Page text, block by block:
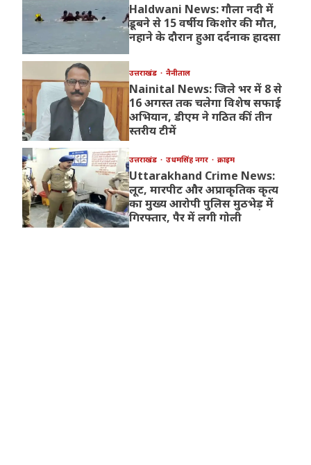
Haldwani News: गौला नदी में
डूबने से 15 वर्षीय किशोर की मौत,
नहाने के दौरान हुआ दर्दनाक हादसा
उत्तराखंड नैनीताल
Nainital News: जिले भर में 8 से
16 अगस्त तक चलेगा विशेष सफाई
अभियान, डीएम ने गठित कीं तीन
स्तरीय टीमें
उत्तराखंड उधमसिंह नगर क्राइम
Uttarakhand Crime News:
लूट, मारपीट और अप्राकृतिक कृत्य
का मुख्य आरोपी पुलिस मुठभेड़ में
गिरफ्तार, पैर में लगी गोली